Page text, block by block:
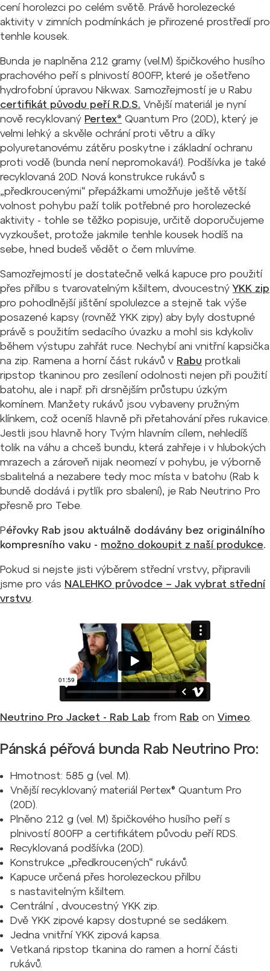
cení horolezci po celém světě. Právě horolezecké
aktivity v zimních podmínkách je přirozené prostředí pro
tenhle kousek.
Bunda je naplněna 212 gramy (vel.M) špičkového husího
prachového peří s plnivostí 800FP, které je ošetřeno
hydrofobní úpravou Nikwax. Samozřejmostí je u Rabu
certifikát původu peří R.D.S. Vnější materiál je nyní
nově recyklovaný Pertex® Quantum Pro (20D), který je
velmi lehký a skvěle ochrání proti větru a díky
polyuretanovému zátěru poskytne i základní ochranu
proti vodě (bunda není nepromokavá!). Podšívka je také
recyklovaná 20D. Nová konstrukce rukávů s
„předkroucenými“ přepážkami umožňuje ještě větší
volnost pohybu paží tolik potřebné pro horolezecké
aktivity - tohle se těžko popisuje, určitě doporučujeme
vyzkoušet, protože jakmile tenhle kousek hodíš na
sebe, hned budeš vědět o čem mluvíme.
Samozřejmostí je dostatečně velká kapuce pro použití
přes přilbu s tvarovatelným kšiltem, dvoucestnýYKK zip
pro pohodlnější jištění spolulezce a stejně tak výše
posazené kapsy (rovněž YKK zipy) aby byly dostupné
právě s použitím sedacího úvazku a mohl sis kdykoliv
během výstupu zahřát ruce. Nechybí ani vnitřní kapsička
na zip. Ramena a horní část rukávů v Rabu protkali
ripstop tkaninou pro zesílení odolnosti nejen při použití
batohu, ale i např. při drsnějším průstupu úzkým
komínem. Manžety rukávů jsou vybaveny pružným
klínkem, což oceníš hlavně při přetahování přes rukavice.
Jestli jsou hlavně hory Tvým hlavním cílem, nehledíš
tolik na váhu a chceš bundu, která zahřeje i v hlubokých
mrazech a zároveň nijak neomezí v pohybu, je výborně
sbalitelná a nezabere tedy moc místa v batohu (Rab k
bundě dodává i pytlík pro sbalení), je Rab Neutrino Pro
přesně pro Tebe.
Péřovky Rab jsou aktuálně dodávány bez originálního
kompresního vaku - možno dokoupit z naší produkce.
Pokud si nejste jisti výběrem střední vrstvy, připravili
jsme pro vás NALEHKO průvodce – Jak vybrat střední
vrstvu.
Neutrino Pro Jacket - Rab Lab from Rab on Vimeo.
Pánská péřová bunda Rab Neutrino Pro:
Hmotnost: 585 g (vel. M).
Vnější recyklovaný materiál Pertex® Quantum Pro
(20D).
Plněno 212 g (vel. M) špičkového husího peří s
plnivostí 800FP a certifikátem původu peří RDS.
Recyklovaná podšívka (20D).
Konstrukce „předkroucených“ rukávů.
Kapuce určená přes horolezeckou přilbu
s nastavitelným kšiltem.
Centrální , dvoucestný YKK zip.
Dvě YKK zipové kapsy dostupné se sedákem.
Jedna vnitřní YKK zipová kapsa.
Vetkaná ripstop tkanina do ramen a horní části
rukávů.